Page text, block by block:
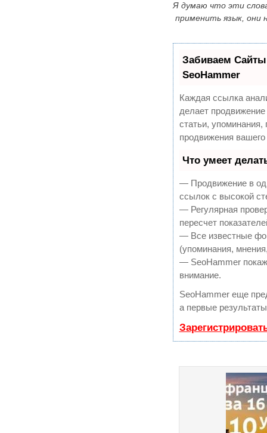
Я думаю что эти
применить язык, они
Забиваем
SeoHammer
Каждая ссылка
делает
статьи,
продвижения вашего
Что умеет
— Продвижение в
ссылок с высокой
— Регулярная
пересчет
— Все известные
(упоминания,
— SeoHammer
внимание.
SeoHammer еще
а первые
navigation